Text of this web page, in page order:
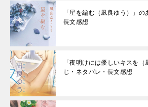
「星を編む（凪良ゆう）」の
長文感想
「夜明けには優しいキスを
じ・ネタバレ・長文感想